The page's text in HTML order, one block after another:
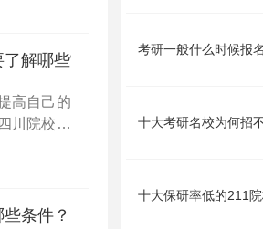
解哪些常识？
高自己的
川院校可
条件？
考研一般什么时候报
十大考研名校为何招
十大保研率低的211